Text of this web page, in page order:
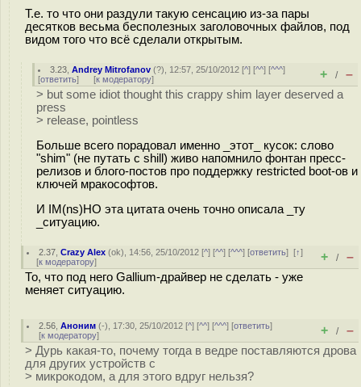
Т.е. то что они раздули такую сенсацию из-за пары
десятков весьма бесполезных заголовочных файлов, под
видом того что всё сделали открытым.
3.23 ,Andrey Mitrofanov (?), 12:57, 25/10/2012 [^] [^^] [^^^]
[ответить] [к модератору] + / –
> but some idiot thought this crappy shim layer deserved a
press
> release, pointless
Больше всего порадовал именно _этот_ кусок: слово
"shim" (не путать с shill) живо напомнило фонтан пресс-
релизов и блого-постов про поддержку restricted boot-ов и
ключей мракософтов.
И IM(ns)HO эта цитата очень точно описала _ту
_ситуацию.
2.37 ,Crazy Alex (ok), 14:56, 25/10/2012 [^] [^^] [^^^] [ответить][↑]
[к модератору] + / –
То, что под него Gallium-драйвер не сделать - уже
меняет ситуацию.
2.56 ,Аноним (-), 17:30, 25/10/2012 [^] [^^] [^^^] [ответить]
[к модератору] + / –
> Дурь какая-то, почему тогда в ведре поставляются дрова
для других устройств с
> микрокодом, а для этого вдруг нельзя?